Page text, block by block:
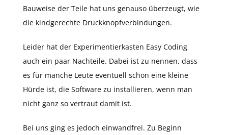
Bauweise der Teile hat uns genauso überzeugt, wie
die kindgerechte Druckknopfverbindungen.
Leider hat der Experimentierkasten Easy Coding
auch ein paar Nachteile. Dabei ist zu nennen, dass
es für manche Leute eventuell schon eine kleine
Hürde ist, die Software zu installieren, wenn man
nicht ganz so vertraut damit ist.
Bei uns ging es jedoch einwandfrei. Zu Beginn